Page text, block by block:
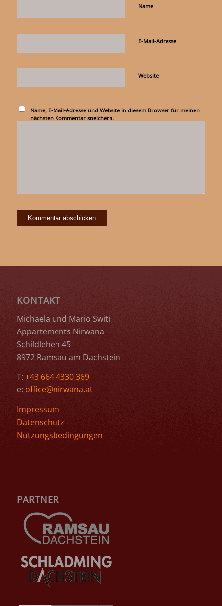
Name
E-Mail-Adresse
Website
Name, E-Mail-Adresse und Website in diesem Browser für meinen
nächsten Kommentar speichern.
KONTAKT
Michaela und Mario Switil
Appartements Nirwana
Schildlehen 45
8972 Ramsau am Dachstein
T: +43 664 4330 369
e: office@nirwana.at
Impressum
Datenschutz
Nutzungsbedingungen
PARTNER